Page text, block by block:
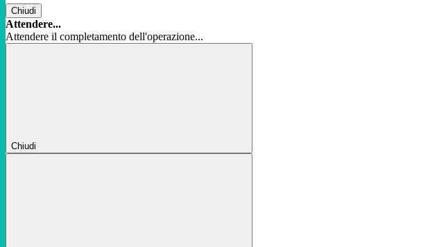
Chiudi
Attendere...
Attendere il completamento dell'operazione...
Chiudi